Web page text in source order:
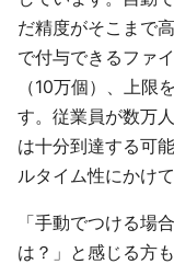
だ精度がそこまで
で付与できるファ
（10万個）、上限
す。従業員が数万
は十分到達する可
ルタイム性にかけ
「手動でつける場
は？」と感じる方